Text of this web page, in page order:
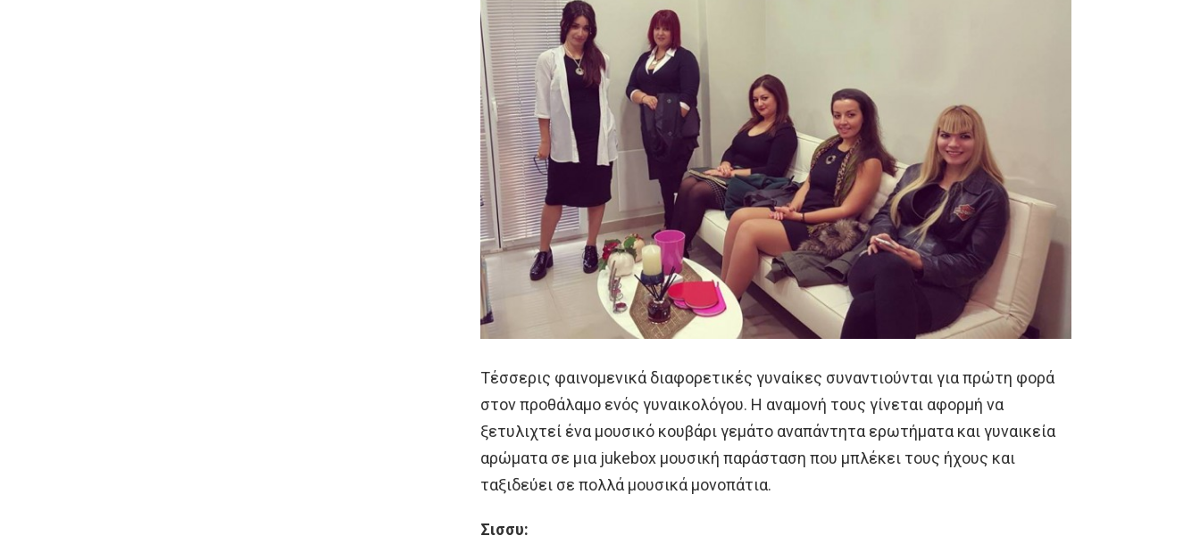
Τέσσερις φαινομενικά διαφορετικές γυναίκες συναντιούνται για πρώτη φορά
στον προθάλαμο ενός γυναικολόγου. Η αναμονή τους γίνεται αφορμή να
ξετυλιχτεί ένα μουσικό κουβάρι γεμάτο αναπάντητα ερωτήματα και γυναικεία
αρώματα σε μια jukebox μουσική παράσταση που μπλέκει τους ήχους και
ταξιδεύει σε πολλά μουσικά μονοπάτια.
Σισσυ: